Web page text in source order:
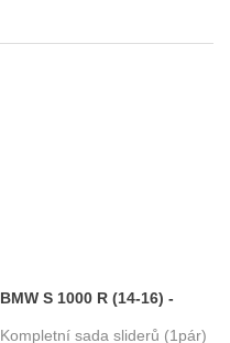
BMW S 1000 R (14-16) -
padací protektory SW-
Kompletní sada sliderů (1pár)